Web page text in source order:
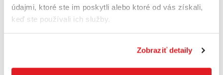
údajmi, ktoré ste im poskytli alebo ktoré od vás získali,
keď ste používali ich služby.
Zobraziť detaily
SOLA 01373701 Vodováha profilová BIG X3
Cena je informatívna, pre individuálnu cenu a nákup sa